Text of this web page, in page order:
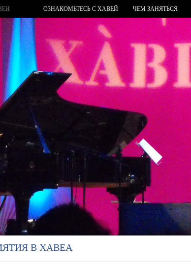
ОЗНАКОМЬТЕСЬ С ХАВЕЙ ЧЕМ ЗАНЯТЬСЯ
В ХАВЕА